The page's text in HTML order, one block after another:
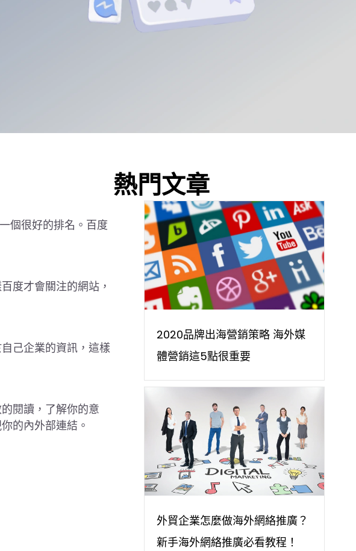
個很好的排名。百度
度才會關注的網站，
己企業的資訊，這樣
閱讀，了解你的意
的內外部連結。
熱門文章
2020品牌出海營銷策略 海外媒
體營銷這5點很重要
外貿企業怎麼做海外網絡推廣？
新手海外網絡推廣必看教程！